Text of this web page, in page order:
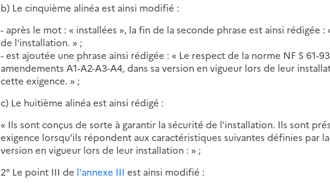
b) Le cinquième alinéa est ainsi modifié :
- après le mot : « installées », la fin de la seconde phrase est ainsi rédigée
de l'installation. » ;
- est ajoutée une phrase ainsi rédigée : « Le respect de la norme NF S 61-
amendements A1-A2-A3-A4, dans sa version en vigueur lors de leur
cette exigence. » ;
c) Le huitième alinéa est ainsi rédigé :
« Ils sont conçus de sorte à garantir la sécurité de l'installation. Ils sont
exigence lorsqu'ils répondent aux caractéristiques suivantes définies par la
version en vigueur lors de leur installation : » ;
2° Le point III de l'annexe III est ainsi modifié :